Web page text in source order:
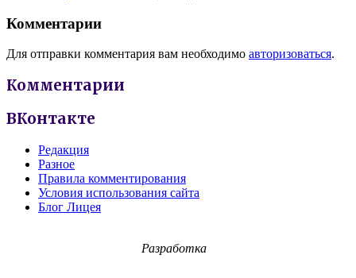
Комментарии
Для отправки комментария вам необходимо авторизоваться.
Комментарии
ВКонтакте
Редакция
Разное
Правила комментирования
Условия использования сайта
Блог Лицея
Разработка